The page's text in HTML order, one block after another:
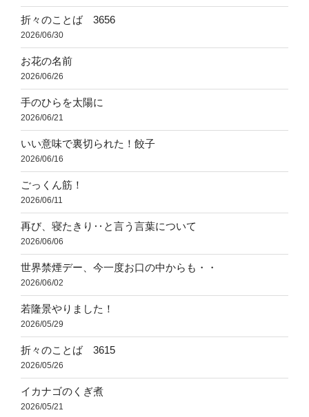
折々のことば 3656
2026/06/30
お花の名前
2026/06/26
手のひらを太陽に
2026/06/21
いい意味で裏切られた！餃子
2026/06/16
ごっくん筋！
2026/06/11
再び、寝たきり‥と言う言葉について
2026/06/06
世界禁煙デー、今一度お口の中からも・・
2026/06/02
若隆景やりました！
2026/05/29
折々のことば 3615
2026/05/26
イカナゴのくぎ煮
2026/05/21